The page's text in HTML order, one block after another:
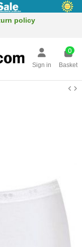
policy
Sign in
0
Basket